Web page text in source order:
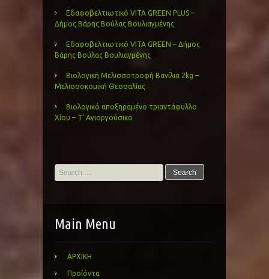
Εδαφοβελτιωτικό VITA GREEN PLUS –
Δήμος Βάρης Βούλας Βουλιαγμένης
Εδαφοβελτιωτικό VITA GREEN – Δήμος
Βάρης Βούλας Βουλιαγμένης
Βιολογική Μελισσοτροφή Βανίλια 2kg –
Μελισσοκομική Θεσσαλίας
Βιολογικό αποξηραμένο τριαντάφυλλο
Χίου – Τ’ Αγιοργούσικα
Search
for:
Main Menu
ΑΡΧΙΚΗ
Προϊόντα